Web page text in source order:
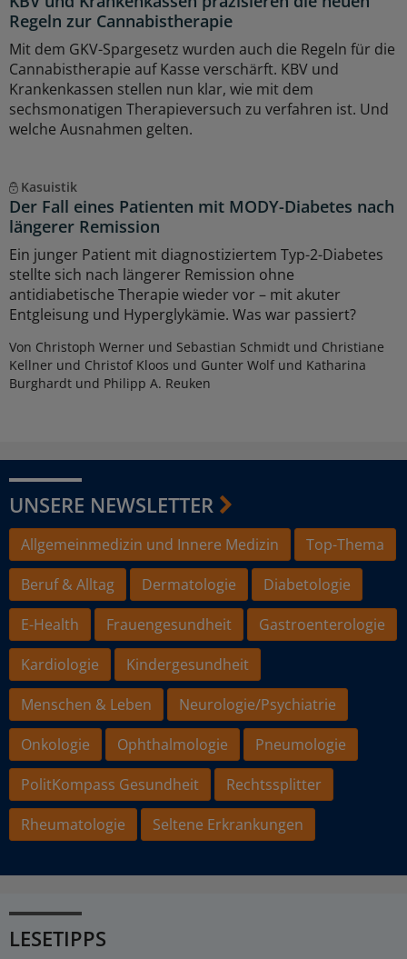
Regeln zur Cannabistherapie
Mit dem GKV-Spargesetz wurden auch die Regeln für die
Cannabistherapie auf Kasse verschärft. KBV und
Krankenkassen stellen nun klar, wie mit dem
sechsmonatigen Therapieversuch zu verfahren ist. Und
welche Ausnahmen gelten.
Kasuistik
Der Fall eines Patienten mit MODY-Diabetes nach
längerer Remission
Ein junger Patient mit diagnostiziertem Typ-2-Diabetes
stellte sich nach längerer Remission ohne
antidiabetische Therapie wieder vor – mit akuter
Entgleisung und Hyperglykämie. Was war passiert?
Von Christoph Werner und Sebastian Schmidt und Christiane
Kellner und Christof Kloos und Gunter Wolf und Katharina
Burghardt und Philipp A. Reuken
UNSERE NEWSLETTER
Allgemeinmedizin und Innere Medizin
Top-Thema
Beruf & Alltag
Dermatologie
Diabetologie
E-Health
Frauengesundheit
Gastroenterologie
Kardiologie
Kindergesundheit
Menschen & Leben
Neurologie/Psychiatrie
Onkologie
Ophthalmologie
Pneumologie
PolitKompass Gesundheit
Rechtssplitter
Rheumatologie
Seltene Erkrankungen
LESETIPPS